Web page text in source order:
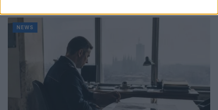
NEWS